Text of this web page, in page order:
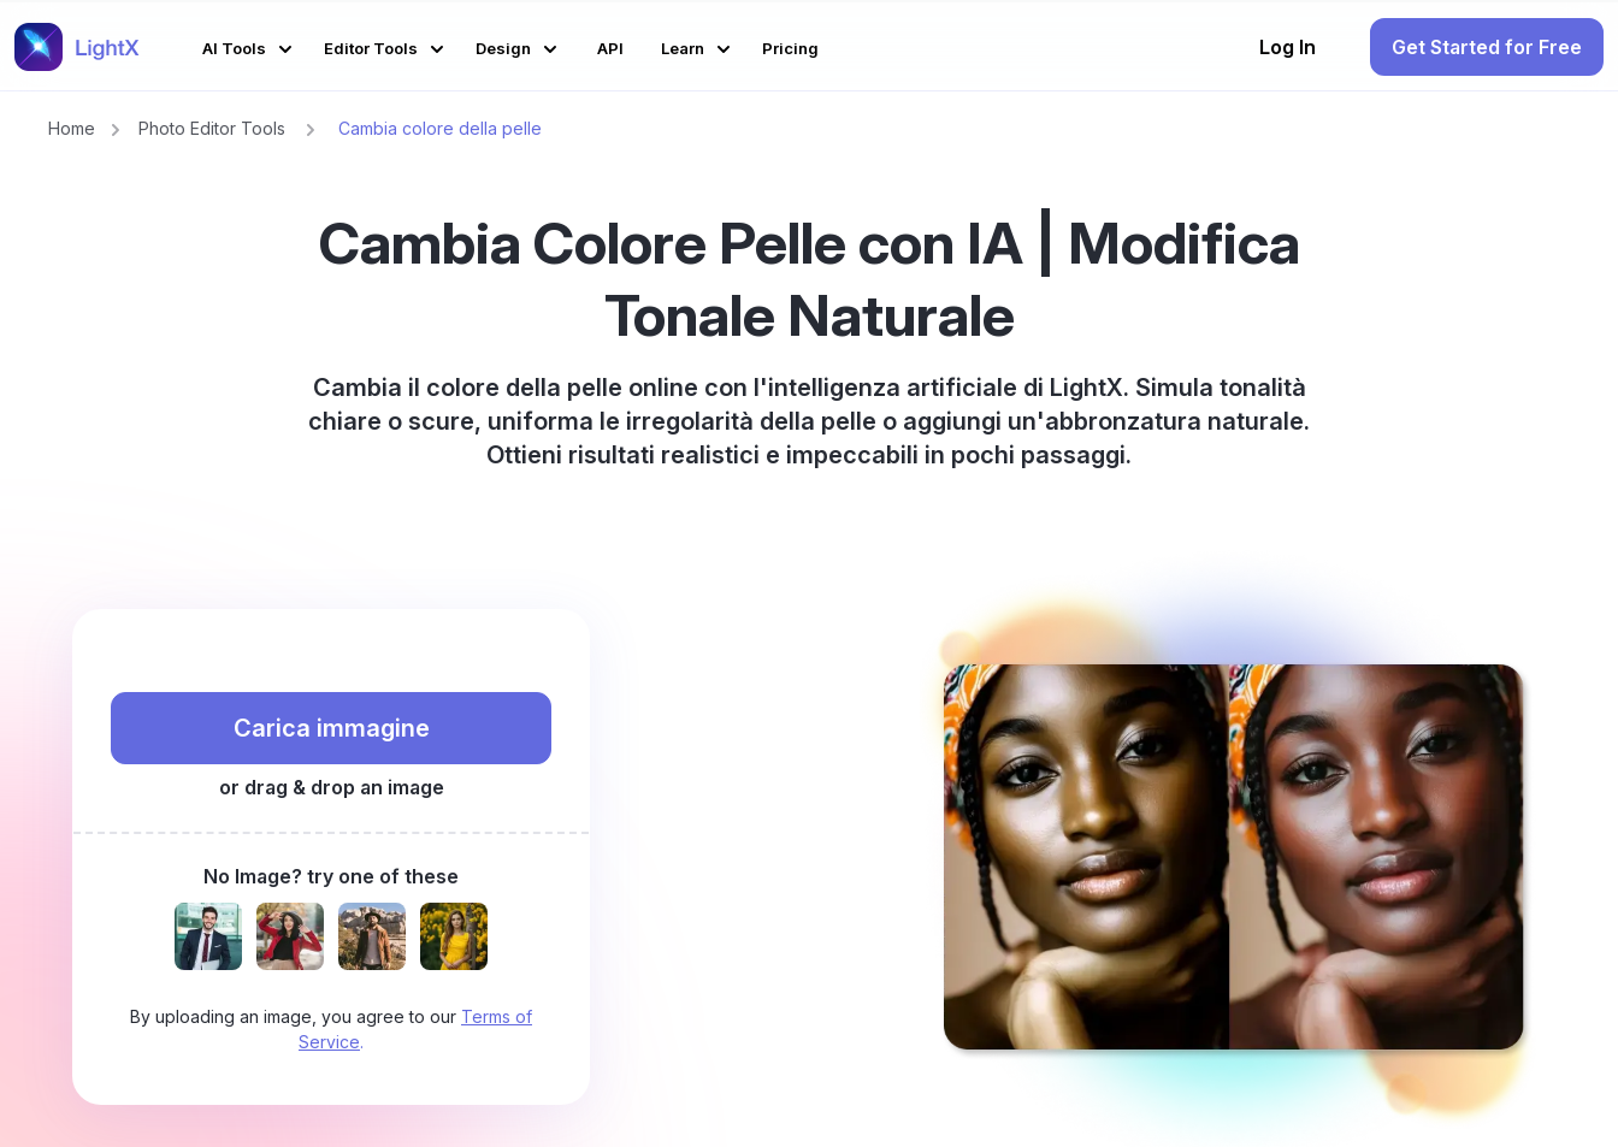
AI Tools Editor Tools Design API Learn Pricing Log In Get Started for Free
Home Photo Editor Tools Cambia colore della pelle
Cambia Colore Pelle con IA | Modifica
Tonale Naturale
Cambia il colore della pelle online con l'intelligenza artificiale di LightX. Simula tonalità
chiare o scure, uniforma le irregolarità della pelle o aggiungi un'abbronzatura naturale.
Ottieni risultati realistici e impeccabili in pochi passaggi.
Carica immagine
or drag & drop an image
No Image? try one of these
By uploading an image, you agree to our Terms of
Service